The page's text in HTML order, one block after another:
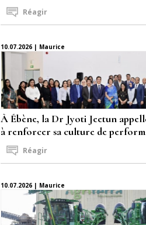
Réagir
10.07.2026 | Maurice
À Ébène, la Dr Jyoti Jeetun
à renforcer sa culture de
Réagir
10.07.2026 | Maurice